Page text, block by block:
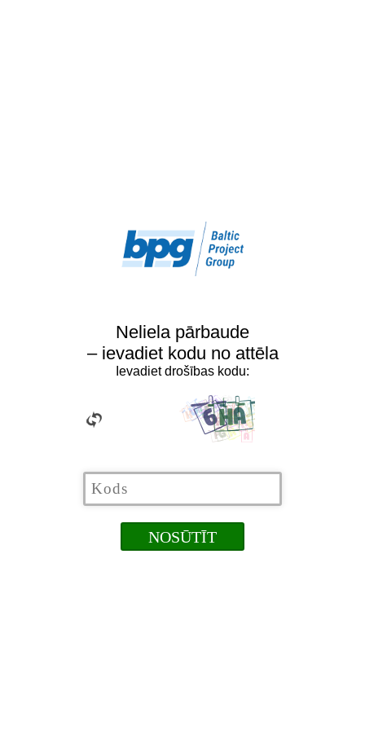
Neliela pārbaude
– ievadiet kodu no attēla
Ievadiet drošības kodu: